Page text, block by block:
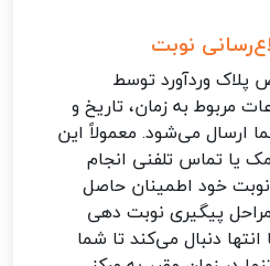
نوبت
پلاک وردآورد توسط
مربوط به زمان، تاریخ و
ارسال می‌شود. معمولاً این
یا تماس تلفنی انجام
خود اطمینان حاصل
پیگیری نوبت دهی
دنبال می‌کند تا شما